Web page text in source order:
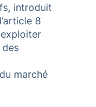
introduit
8
des
marché